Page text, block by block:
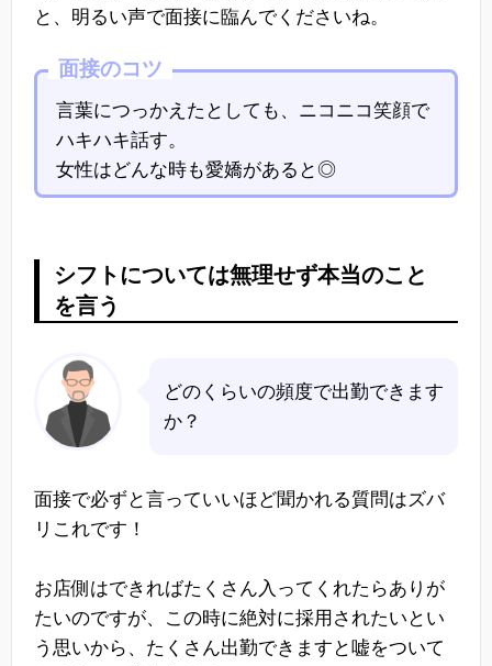
と、明るい声で面接に臨んでくださいね。
面接のコツ
言葉につっかえたとしても、ニコニコ笑顔で
ハキハキ話す。
女性はどんな時も愛嬌があると◎
シフトについては無理せず本当のこと
を言う
どのくらいの頻度で出勤できます
か？
面接で必ずと言っていいほど聞かれる質問はズバ
リこれです！
お店側はできればたくさん入ってくれたらありが
たいのですが、この時に絶対に採用されたいとい
う思いから、たくさん出勤できますと嘘をついて